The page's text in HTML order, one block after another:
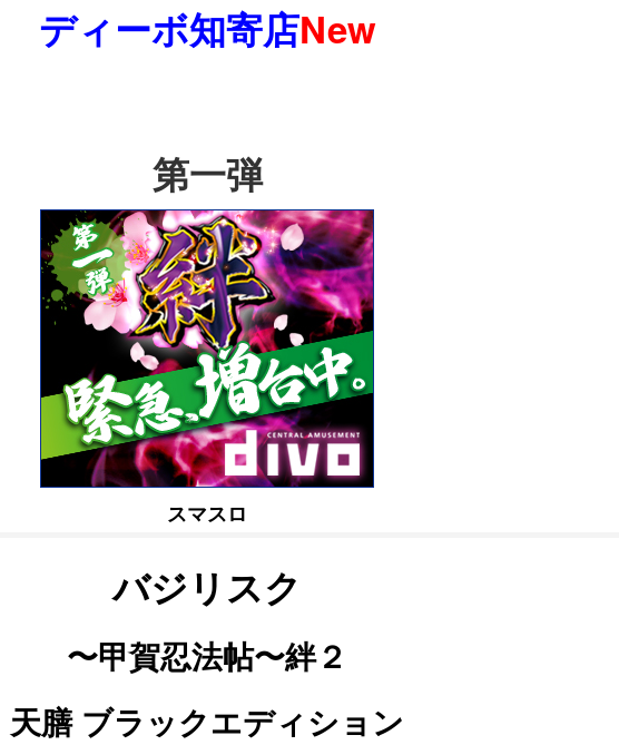
ディーボ知寄店New
第一弾
スマスロ
バジリスク
〜甲賀忍法帖〜絆２
天膳 ブラックエディション